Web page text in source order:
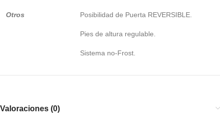
Otros Posibilidad de Puerta REVERSIBLE.
Pies de altura regulable.
Sistema no-Frost.
Valoraciones (0)